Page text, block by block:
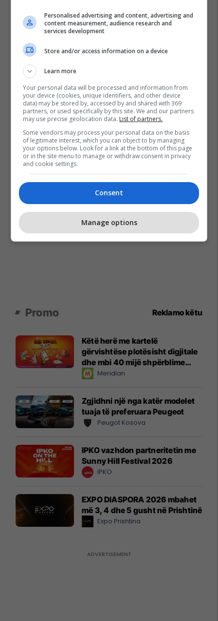
Promo Reklamo këtu
Këtë herë me kartelë
gërvishtëse plotësisht digjitale
dhe mbi 40 mijë shpërblime
instant!Meridian
Zgjidhni një nga katër modelet
tuaja të preferuara Peugeot
Peugot Kosova
IPKO vazhdon partneritetin me
Sunny Hill Festival 2026
IPKO
EXPO DIASPORA 2026 mbahet
më 3, 4 dhe 5 gusht në Prishtinë
Expo Prishtina
Personalised advertising and content, advertising and
content measurement, audience research and
services development
Store and/or access information on a device
Learn more
Your personal data will be processed and information from
your device (cookies, unique identifiers, and other device
data) may be stored by, accessed by and shared with 369
partners, or used specifically by this site. We and our partners
may use precise geolocation data. List of partners.
Some vendors may process your personal data on the basis
of legitimate interest, which you can object to by managing
your options below. Look for a link at the bottom of this page
or in the site menu to manage or withdraw consent in privacy
and cookie settings.
Consent
Manage options